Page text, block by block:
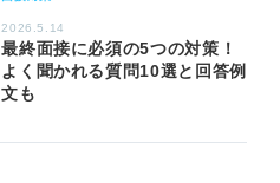
2026.5.14
最終面接に必須の5つの対策！
よく聞かれる質問10選と回答例
文も